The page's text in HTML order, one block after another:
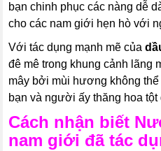
bạn chinh phục các nàng dễ
cho các nam giới hẹn hò với
Với tác dụng mạnh mẽ của
đê mê trong khung cảnh lãng
mây bởi mùi hương không
bạn và người ấy thăng hoa tột
Cách nhận biết
nam giới đã tác